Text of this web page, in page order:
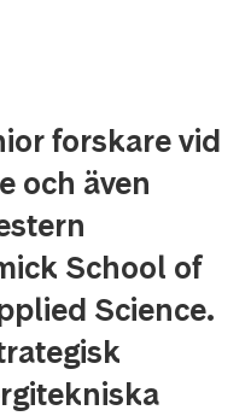
forskare vid
och även
School of
Science.